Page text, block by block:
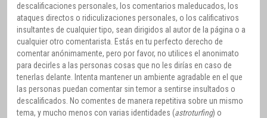
descalificaciones personales, los comentarios maleducados, los
ataques directos o ridiculizaciones personales, o los calificativos
insultantes de cualquier tipo, sean dirigidos al autor de la página o a
cualquier otro comentarista. Estás en tu perfecto derecho de
comentar anónimamente, pero por favor, no utilices el anonimato
para decirles a las personas cosas que no les dirías en caso de
tenerlas delante. Intenta mantener un ambiente agradable en el que
las personas puedan comentar sin temor a sentirse insultados o
descalificados. No comentes de manera repetitiva sobre un mismo
tema, y mucho menos con varias identidades (astroturfing) o